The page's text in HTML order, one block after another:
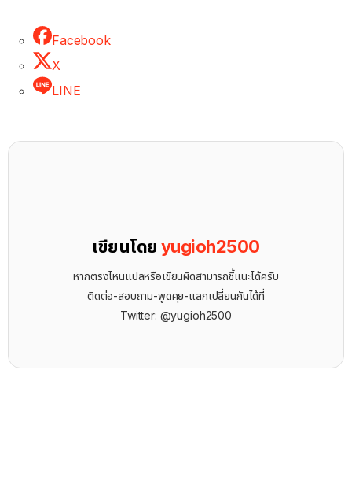
Facebook
X
LINE
เขียนโดยyugioh2500
หากตรงไหนแปลหรือเขียนผิดสามารถชี้แนะได้ครับ
ติดต่อ-สอบถาม-พูดคุย-แลกเปลี่ยนกันได้ที่
Twitter: @yugioh2500